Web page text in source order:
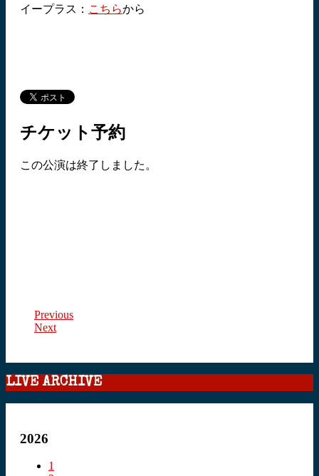
イープラス： こちらから
チケット予約
この公演は終了しました。
Previous
Next
LIVE ARCHIVE
2026
1